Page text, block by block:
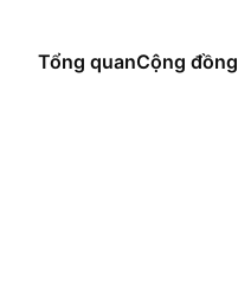
Tổng quanCộng đồng